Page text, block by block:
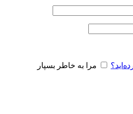
مرا به خاطر بسپار